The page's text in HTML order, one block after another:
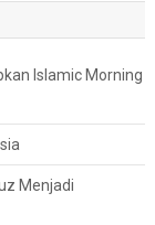
Islamic Morning
Menjadi